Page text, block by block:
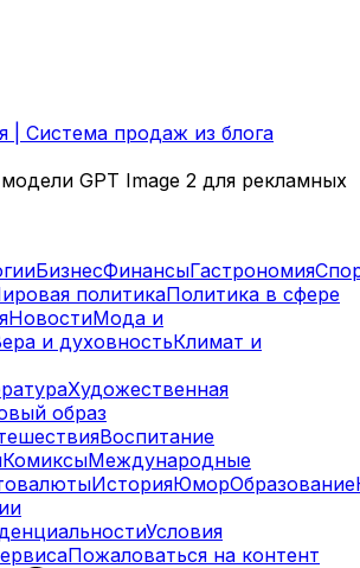
| Система продаж из блога
GPT Image 2 для рекламных
БизнесФинансыГастрономия
политикаПолитика в сфере
НовостиМода и
и духовностьКлимат и
Художественная
образ
Воспитание
КомиксыМеждународные
ИсторияЮморОбразование
Условия
Пожаловаться на контент